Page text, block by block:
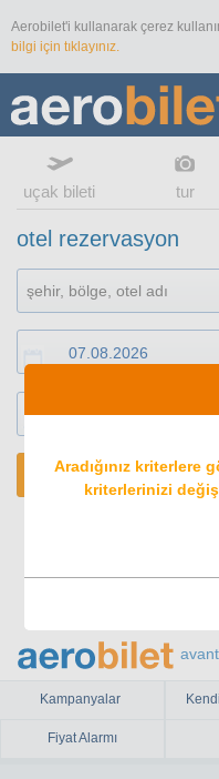
Aerobilet'i kullanarak çerez
bilgi için tıklayınız.
uçak bileti tur
otel rezervasyon
1 oda 2 konuk
Kampanyalar
Fiyat Alarmı
Aradığınız kriterlere
kriterlerinizi